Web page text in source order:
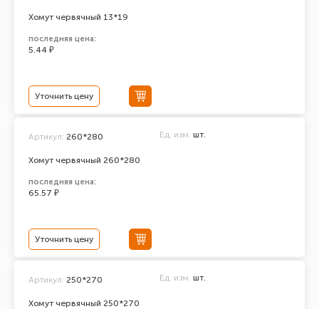
Хомут червячный 13*19
последняя цена:
5.44 ₽
Уточнить цену
Хомут червячный 260*280
Артикул: 260*280 Ед. изм. шт.
последняя цена:
65.57 ₽
Уточнить цену
Хомут червячный 250*270
Артикул: 250*270 Ед. изм. шт.